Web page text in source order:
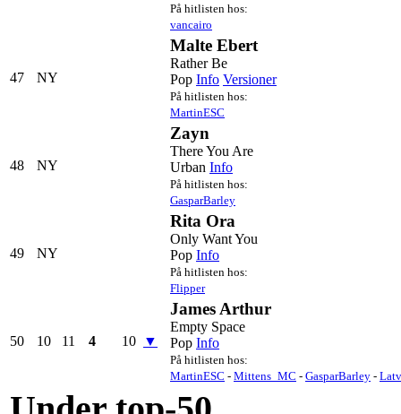
På hitlisten hos:
vancairo
47 NY
Malte Ebert
Rather Be
Pop Info Versioner
På hitlisten hos:
MartinESC
48 NY
Zayn
There You Are
Urban Info
På hitlisten hos:
GasparBarley
49 NY
Rita Ora
Only Want You
Pop Info
På hitlisten hos:
Flipper
50 10 11 4 10 ▼
James Arthur
Empty Space
Pop Info
På hitlisten hos:
MartinESC - Mittens_MC - GasparBarley -